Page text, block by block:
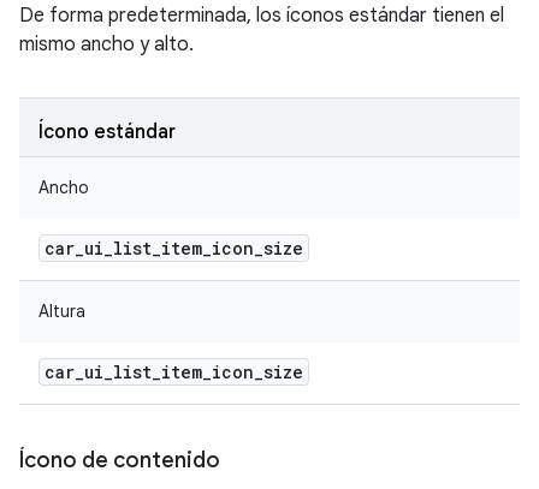
De forma predeterminada, los íconos estándar tienen el
mismo ancho y alto.
Ícono estándar
Ancho
car_ui_list_item_icon_size
Altura
car_ui_list_item_icon_size
Ícono de contenido